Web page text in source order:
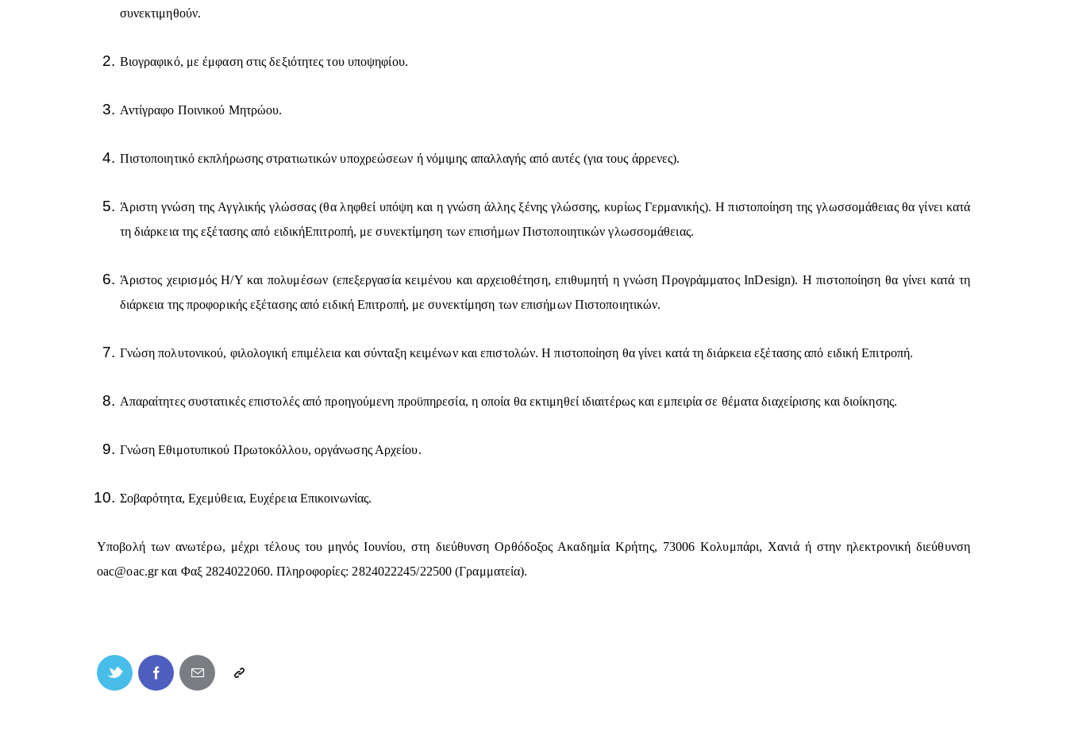
συνεκτιμηθούν.
Βιογραφικό, με έμφαση στις δεξιότητες του υποψηφίου.
Αντίγραφο Ποινικού Μητρώου.
Πιστοποιητικό εκπλήρωσης στρατιωτικών υποχρεώσεων ή νόμιμης απαλλαγής από αυτές (για τους άρρενες).
Άριστη γνώση της Αγγλικής γλώσσας (θα ληφθεί υπόψη και η γνώση άλλης ξένης γλώσσης, κυρίως Γερμανικής). Η πιστοποίηση της γλωσσομάθειας θα γίνει κατά
τη διάρκεια της εξέτασης από ειδικήΕπιτροπή, με συνεκτίμηση των επισήμων Πιστοποιητικών γλωσσομάθειας.
Άριστος χειρισμός H/Y και πολυμέσων (επεξεργασία κειμένου και αρχειοθέτηση, επιθυμητή η γνώση Προγράμματος InDesign). Η πιστοποίηση θα γίνει κατά τη
διάρκεια της προφορικής εξέτασης από ειδική Επιτροπή, με συνεκτίμηση των επισήμων Πιστοποιητικών.
Γνώση πολυτονικού, φιλολογική επιμέλεια και σύνταξη κειμένων και επιστολών. Η πιστοποίηση θα γίνει κατά τη διάρκεια εξέτασης από ειδική Επιτροπή.
Απαραίτητες συστατικές επιστολές από προηγούμενη προϋπηρεσία, η οποία θα εκτιμηθεί ιδιαιτέρως και εμπειρία σε θέματα διαχείρισης και διοίκησης.
Γνώση Εθιμοτυπικού Πρωτοκόλλου, οργάνωσης Αρχείου.
Σοβαρότητα, Εχεμύθεια, Ευχέρεια Επικοινωνίας.
Υποβολή των ανωτέρω, μέχρι τέλους του μηνός Ιουνίου, στη διεύθυνση Ορθόδοξος Ακαδημία Κρήτης, 73006 Κολυμπάρι, Χανιά ή στην ηλεκτρονική διεύθυνση
oac@oac.grκαι Φαξ 2824022060. Πληροφορίες: 2824022245/22500 (Γραμματεία).